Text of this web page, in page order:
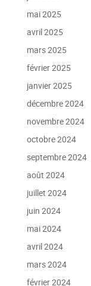
mai 2025
avril 2025
mars 2025
février 2025
janvier 2025
décembre 2024
novembre 2024
octobre 2024
septembre 2024
août 2024
juillet 2024
juin 2024
mai 2024
avril 2024
mars 2024
février 2024